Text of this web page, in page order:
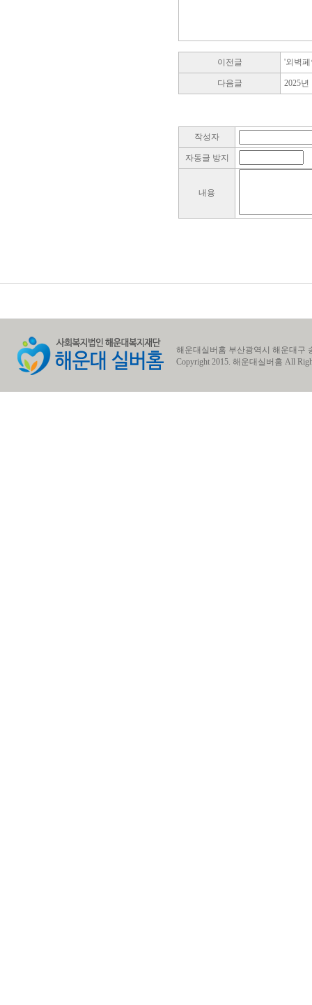
이전글 '외벽
다음글 2025
작성자
자동글 방지
내용
해운대실버홈 부산광역시 해운대구
Copyright 2015. 해운대실버홈 All